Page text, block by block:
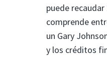
puede
comprende
un Gary
y los créditos